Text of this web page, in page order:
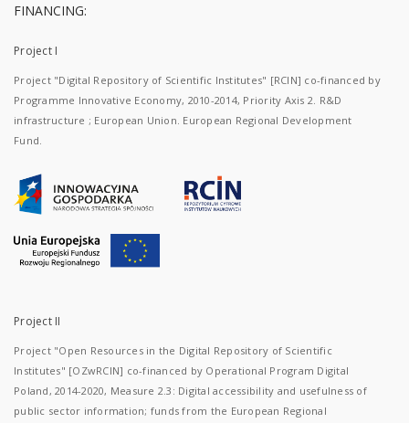
FINANCING:
Project I
Project "Digital Repository of Scientific Institutes" [RCIN] co-financed by
Programme Innovative Economy, 2010-2014, Priority Axis 2. R&D
infrastructure ; European Union. European Regional Development
Fund.
Project II
Project "Open Resources in the Digital Repository of Scientific
Institutes" [OZwRCIN] co-financed by Operational Program Digital
Poland, 2014-2020, Measure 2.3: Digital accessibility and usefulness of
public sector information; funds from the European Regional